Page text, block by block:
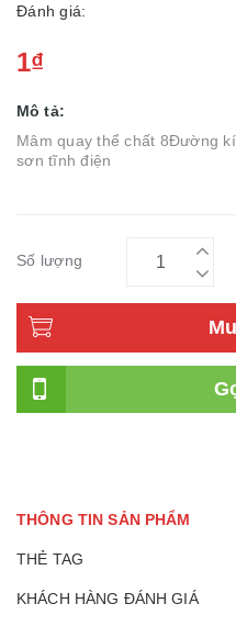
Đánh giá:
1₫
Mô tả:
Mâm quay thể chất 8Đường
sơn tĩnh điện
Số lượng
THÔNG TIN SẢN PHẨM
THẺ TAG
KHÁCH HÀNG ĐÁNH GIÁ